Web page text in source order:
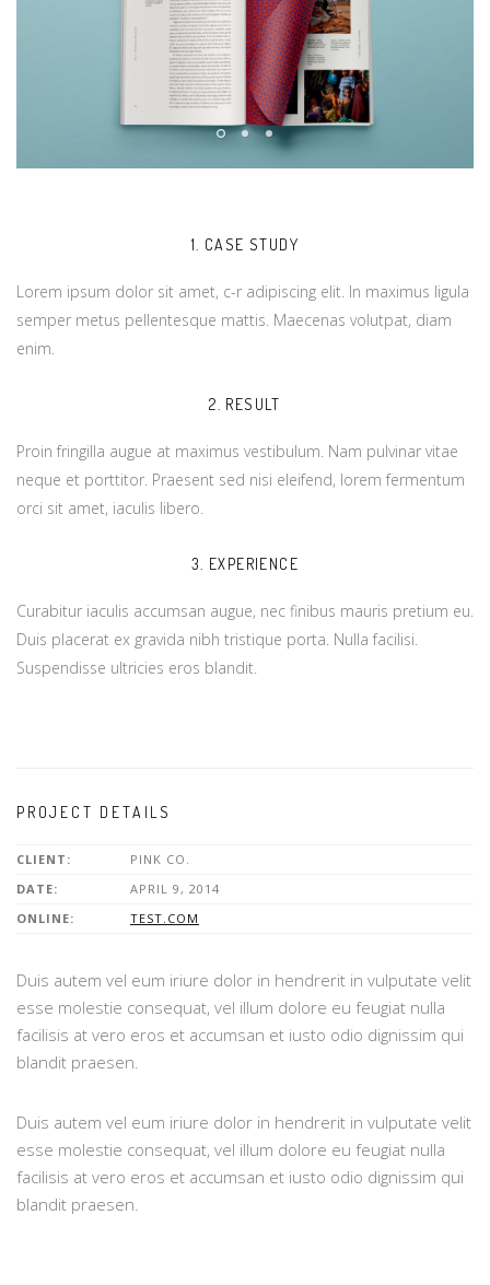
1. CASE STUDY
Lorem ipsum dolor sit amet, c-r adipiscing elit. In maximus ligula
semper metus pellentesque mattis. Maecenas volutpat, diam
enim.
2. RESULT
Proin fringilla augue at maximus vestibulum. Nam pulvinar vitae
neque et porttitor. Praesent sed nisi eleifend, lorem fermentum
orci sit amet, iaculis libero.
3. EXPERIENCE
Curabitur iaculis accumsan augue, nec finibus mauris pretium eu.
Duis placerat ex gravida nibh tristique porta. Nulla facilisi.
Suspendisse ultricies eros blandit.
PROJECT DETAILS
CLIENT:
PINK CO.
DATE:
APRIL 9, 2014
ONLINE:
TEST.COM
Duis autem vel eum iriure dolor in hendrerit in vulputate velit
esse molestie consequat, vel illum dolore eu feugiat nulla
facilisis at vero eros et accumsan et iusto odio dignissim qui
blandit praesen.
Duis autem vel eum iriure dolor in hendrerit in vulputate velit
esse molestie consequat, vel illum dolore eu feugiat nulla
facilisis at vero eros et accumsan et iusto odio dignissim qui
blandit praesen.